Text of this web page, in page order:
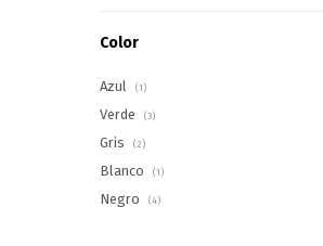
Color
Azul (1)
Verde (3)
Gris (2)
Blanco (1)
Negro (4)